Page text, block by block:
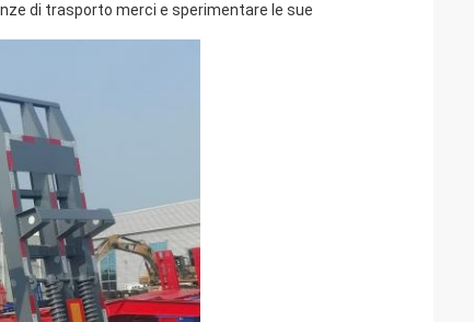
di trasporto merci e sperimentare le sue